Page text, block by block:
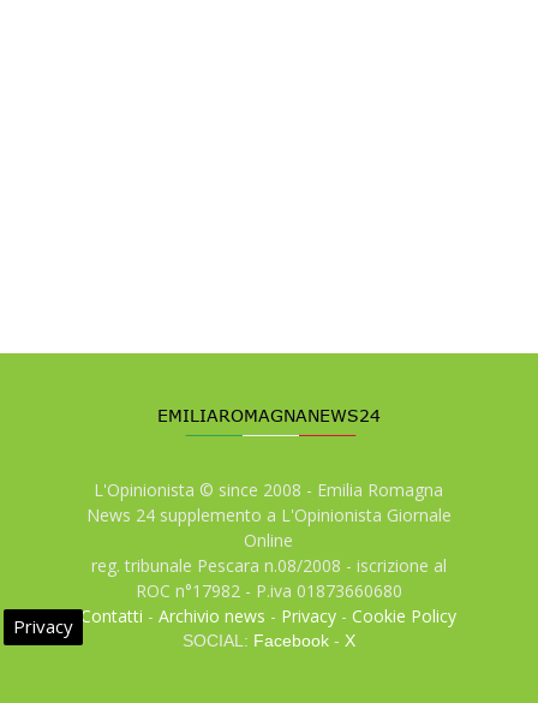
L'Opinionista © since 2008 - Emilia Romagna
News 24 supplemento a L'Opinionista Giornale
Online
reg. tribunale Pescara n.08/2008 - iscrizione al
ROC n°17982 - P.iva 01873660680
Contatti -Archivio news - Privacy -Cookie Policy
SOCIAL: Facebook- X
Privacy